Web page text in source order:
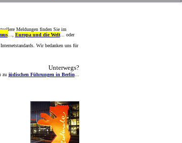
Meldungen finden Sie im
..., Europa und die Welt... oder
Wir bedanken uns für
Unterwegs?
zu jüdischen Führungen in Berlin